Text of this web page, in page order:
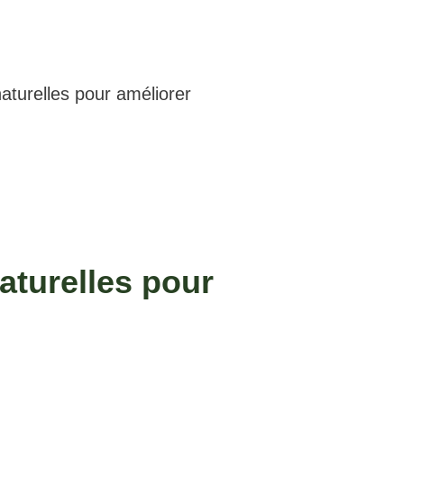
pour améliorer
pour